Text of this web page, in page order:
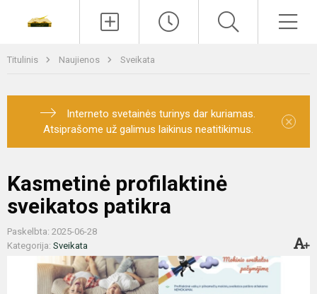
Titulinis Naujienos Sveikata
Interneto svetainės turinys dar kuriamas.
Atsiprašome už galimus laikinus neatitikimus.
×
Kasmetinė profilaktinė
sveikatos patikra
Paskelbta: 2025-06-28
Kategorija: Sveikata